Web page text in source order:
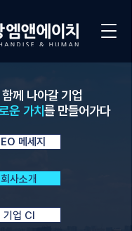
께 나아갈 기업
운 가치를 만들어가다
메세지
회사소개
기업 CI